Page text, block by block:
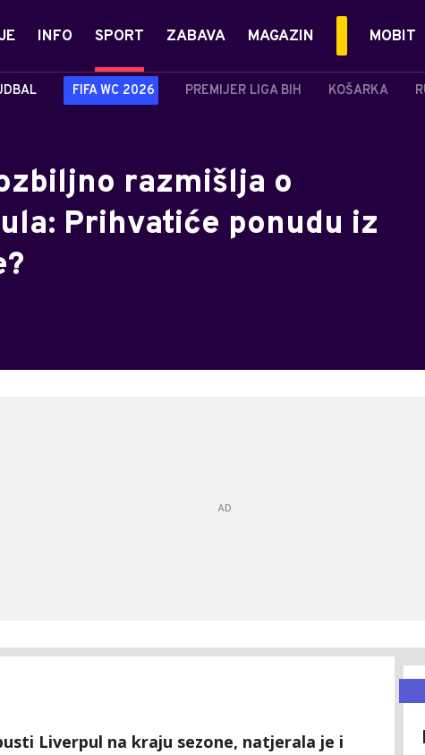
INFO SPORT
FIFA WC 2026 PREMIJER LIGA BIH KOŠARKA
ZABAVA MAGAZIN MOBIT
razmišlja o
Prihvatiće ponudu iz
Liverpul na kraju sezone, natjerala je i